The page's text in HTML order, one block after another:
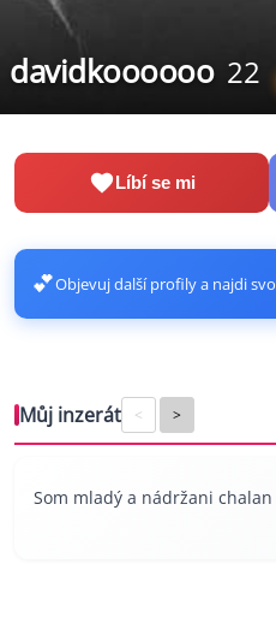
davidkoooooo 22
Líbí se mi
💕Objevuj další profily a najdi
Můj inzerát < >
Som mladý a nádržani